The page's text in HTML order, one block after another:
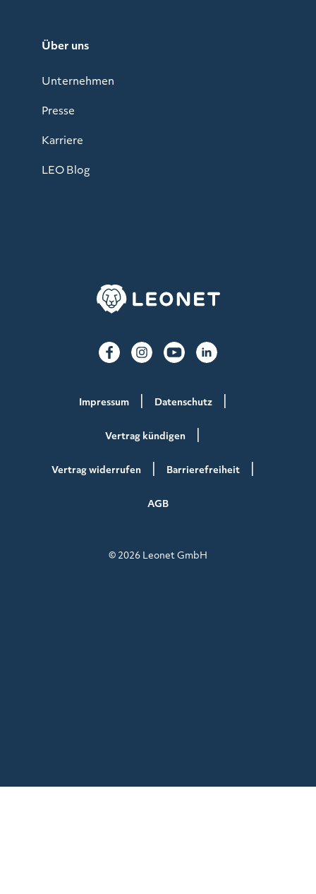
Über uns
Unternehmen
Presse
Karriere
LEO Blog
Impressum Datenschutz
Vertrag kündigen
Vertrag widerrufen Barrierefreiheit
AGB
© 2026 Leonet GmbH